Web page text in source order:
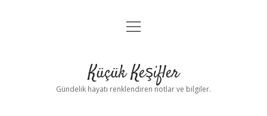
Anasayfa
Yasal Uyarı
menüyü
Küçük Keşifler
Gündelik hayatı renklendiren notlar ve bilgiler.